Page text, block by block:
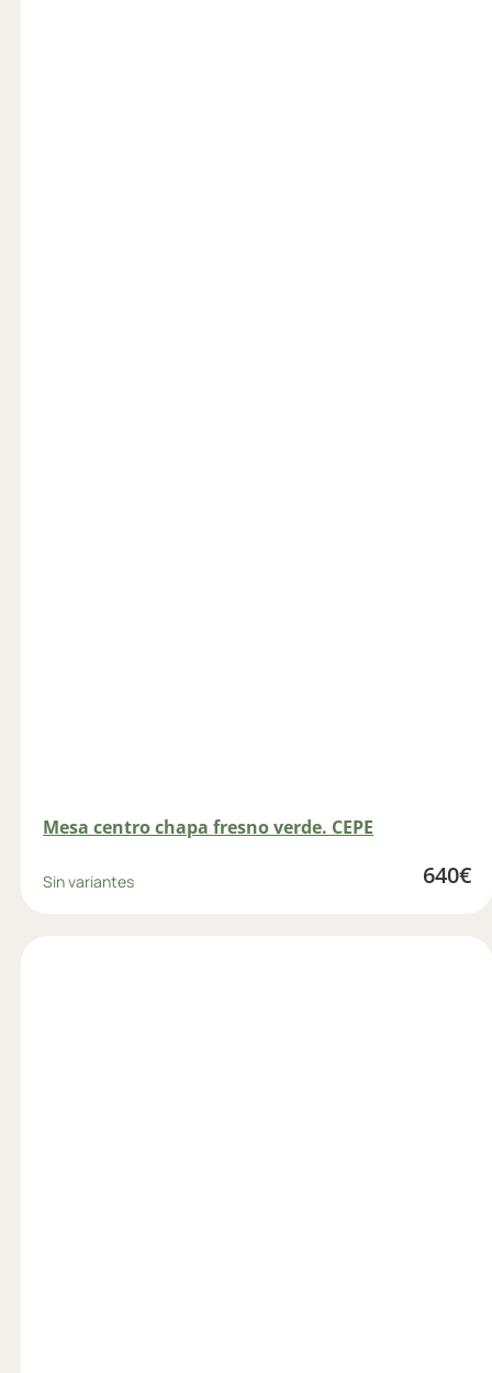
Mesa centro chapa fresno verde. CEPE
Sin variantes 640€